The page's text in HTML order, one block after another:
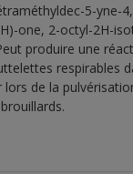
5-yne-
one, 2-octyl-2H-
produire une
respirables
de la